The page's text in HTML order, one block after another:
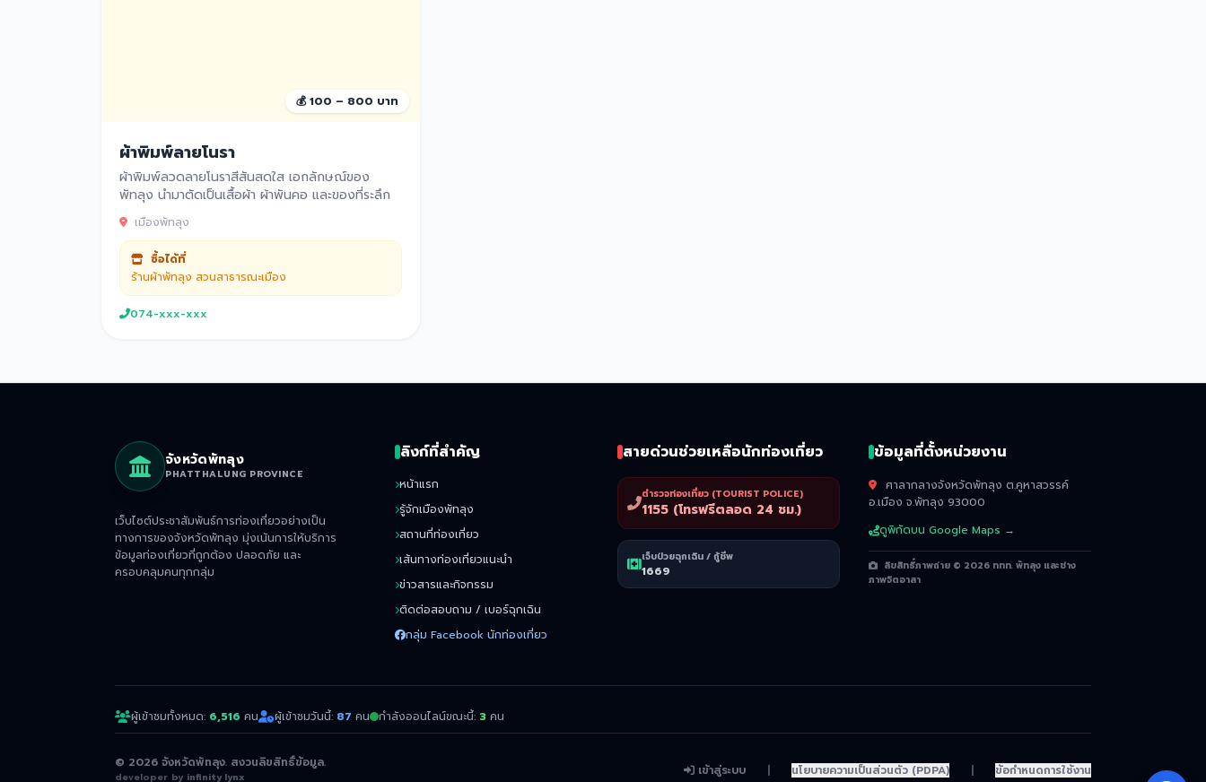
💰 100 – 800 บาท
ผ้าพิมพ์ลายโนรา
ผ้าพิมพ์ลวดลายโนราสีสันสดใส เอกลักษณ์ของ
พัทลุง นำมาตัดเป็นเสื้อผ้า ผ้าพันคอ และของที่ระลึก
เมืองพัทลุง
ซื้อได้ที่
ร้านผ้าพัทลุง สวนสาธารณะเมือง
074-xxx-xxx
จังหวัดพัทลุง
PHATTHALUNG PROVINCE
เว็บไซต์ประชาสัมพันธ์การท่องเที่ยวอย่างเป็น
ทางการของจังหวัดพัทลุง มุ่งเน้นการให้บริการ
ข้อมูลท่องเที่ยวที่ถูกต้อง ปลอดภัย และ
ครอบคลุมคนทุกกลุ่ม
ลิงก์ที่สำคัญ
หน้าแรก
รู้จักเมืองพัทลุง
สถานที่ท่องเที่ยว
เส้นทางท่องเที่ยวแนะนำ
ข่าวสารและกิจกรรม
ติดต่อสอบถาม / เบอร์ฉุกเฉิน
กลุ่ม Facebook นักท่องเที่ยว
สายด่วนช่วยเหลือนักท่องเที่ยว
ตำรวจท่องเที่ยว (TOURIST POLICE)
1155 (โทรฟรีตลอด 24 ชม.)
เจ็บป่วยฉุกเฉิน / กู้ชีพ
1669
ข้อมูลที่ตั้งหน่วยงาน
ศาลากลางจังหวัดพัทลุง ต.คูหาสวรรค์
อ.เมือง จ.พัทลุง 93000
ดูพิกัดบน Google Maps →
ลิขสิทธิ์ภาพถ่าย © 2026 ททท. พัทลุง และช่าง
ภาพจิตอาสา
ผู้เข้าชมทั้งหมด: 6,516 คน ผู้เข้าชมวันนี้: 87 คน กำลังออนไลน์ขณะนี้: 3 คน
© 2026 จังหวัดพัทลุง. สงวนลิขสิทธิ์ข้อมูล.
developer by infinity lynx เข้าสู่ระบบ | นโยบายความเป็นส่วนตัว (PDPA) | ข้อกำหนดการใช้งาน